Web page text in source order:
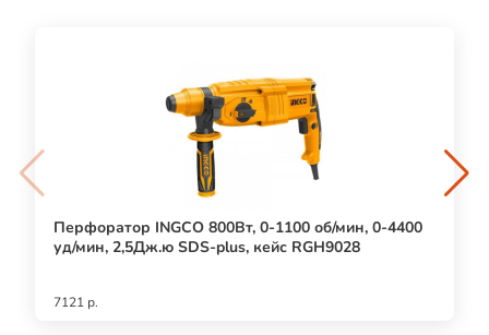
Перфоратор INGCO 800Вт, 0-1100 об/мин, 0-4400
уд/мин, 2,5Дж.ю SDS-plus, кейс RGH9028
7121 р.